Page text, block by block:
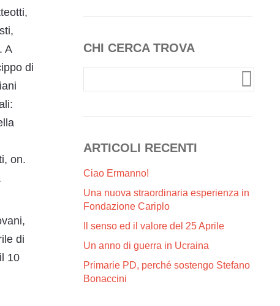
A
di
on.
di
10
CHI CERCA TROVA
ARTICOLI RECENTI
Ciao Ermanno!
Una nuova straordinaria esperienza in
Fondazione Cariplo
Il senso ed il valore del 25 Aprile
Un anno di guerra in Ucraina
Primarie PD, perché sostengo Stefano
Bonaccini